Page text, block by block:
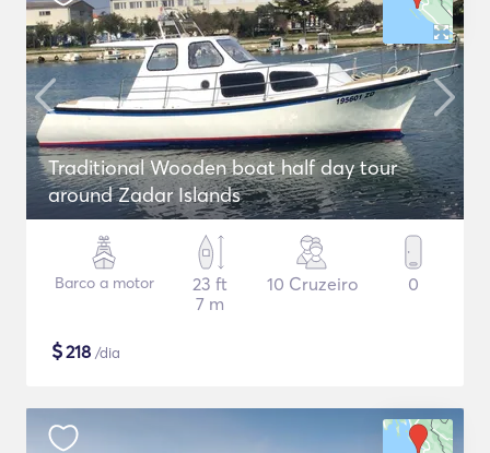
Traditional Wooden boat half day tour
around Zadar Islands
Barco a motor
23 ft
7 m
10 Cruzeiro 0
$218 /dia